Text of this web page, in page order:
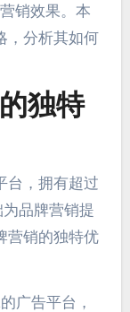
销效果。本
，分析其如何
独特
台，拥有超过
品牌营销提
营销的独特优
广告平台，